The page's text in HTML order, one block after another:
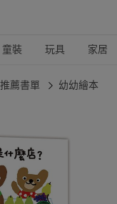
童裝 玩具 家居
薦書單 幼幼繪本